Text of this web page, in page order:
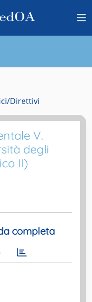
Direttivi
V.
degli
II)
completa